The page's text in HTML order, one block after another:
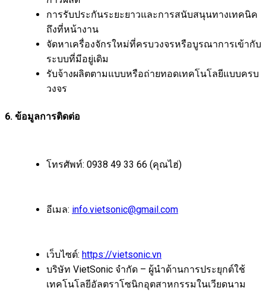
การรับประกันระยะยาวและการสนับสนุนทางเทคนิค
ถึงที่หน้างาน
จัดหาเครื่องจักรใหม่ที่ครบวงจรหรือบูรณาการเข้ากับ
ระบบที่มีอยู่เดิม
รับจ้างผลิตตามแบบหรือถ่ายทอดเทคโนโลยีแบบครบ
วงจร
6. ข้อมูลการติดต่อ
โทรศัพท์: 0938 49 33 66 (คุณไฮ่)
อีเมล: info.vietsonic@gmail.com
เว็บไซต์: https://vietsonic.vn
บริษัท VietSonic จำกัด – ผู้นำด้านการประยุกต์ใช้
เทคโนโลยีอัลตราโซนิกอุตสาหกรรมในเวียดนาม